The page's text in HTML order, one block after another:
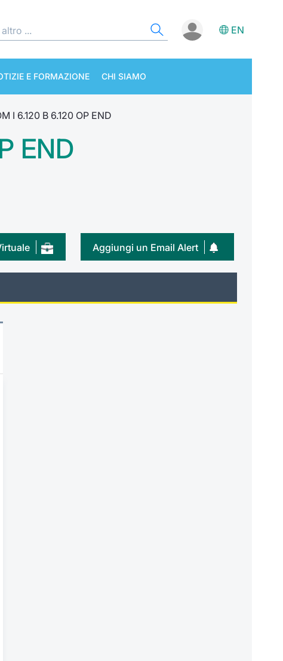
EN
E FORMAZIONE CHI SIAMO
I 6.120 B 6.120 OP END
END
Aggiungi un Email Alert